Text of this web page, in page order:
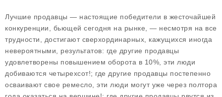
Лучшие продавцы — настоящие победители в жесточайшей
конкуренции, бьющей сегодня на рынке, — несмотря на все
трудности, достигают сверхординарных, кажущихся иногда
невероятными, результатов: где другие продавцы
удовлетворены повышением оборота в 10%, эти люди
добиваются четырехсот!; где другие продавцы постепенно
осваивают свое ремесло, эти люди могут уже через полтора